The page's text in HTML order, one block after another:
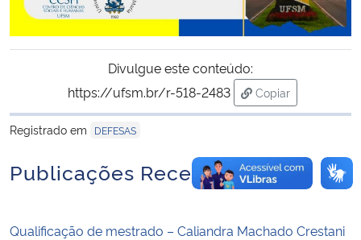
Banco Central do Brasil
Divulgue este conteúdo:
https://ufsm.br/r-518-2483
Copiar
para área de
Registrado em
DEFESAS
Publicações Recentes
Qualificação de mestrado – Caliandra Machado Crestani